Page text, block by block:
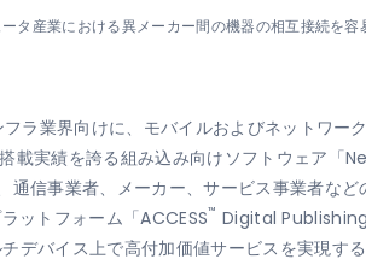
産業における異メーカー間の機器の相互接続を
ラ業界向けに、モバイルおよびネットワー
載実績を誇る組み込み向けソフトウェア「
信事業者、メーカー、サービス事業者など
ットフォーム「ACCESS™ Digital
デバイス上で高付加価値サービスを実現す